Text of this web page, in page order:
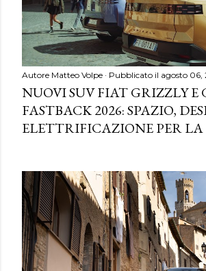
Autore Matteo Volpe Pubblicato il agosto 06,
NUOVI SUV FIAT GRIZZLY E
FASTBACK 2026: SPAZIO,
ELETTRIFICAZIONE PER